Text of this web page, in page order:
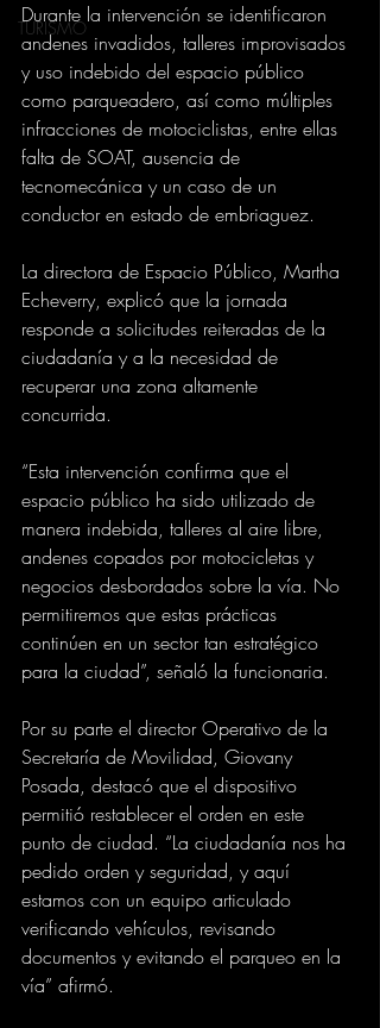
TURISMO
Durante la intervención se identificaron
andenes invadidos, talleres improvisados
y uso indebido del espacio público
como parqueadero, así como múltiples
infracciones de motociclistas, entre ellas
falta de SOAT, ausencia de
tecnomecánica y un caso de un
conductor en estado de embriaguez.
La directora de Espacio Público, Martha
Echeverry, explicó que la jornada
responde a solicitudes reiteradas de la
ciudadanía y a la necesidad de
recuperar una zona altamente
concurrida.
“Esta intervención confirma que el
espacio público ha sido utilizado de
manera indebida, talleres al aire libre,
andenes copados por motocicletas y
negocios desbordados sobre la vía. No
permitiremos que estas prácticas
continúen en un sector tan estratégico
para la ciudad”, señaló la funcionaria.
Por su parte el director Operativo de la
Secretaría de Movilidad, Giovany
Posada, destacó que el dispositivo
permitió restablecer el orden en este
punto de ciudad. “La ciudadanía nos ha
pedido orden y seguridad, y aquí
estamos con un equipo articulado
verificando vehículos, revisando
documentos y evitando el parqueo en la
vía” afirmó.